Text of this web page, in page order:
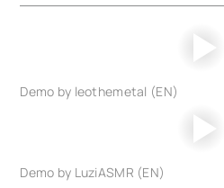
Demo by leothemetal (EN)
Demo by LuziASMR (EN)